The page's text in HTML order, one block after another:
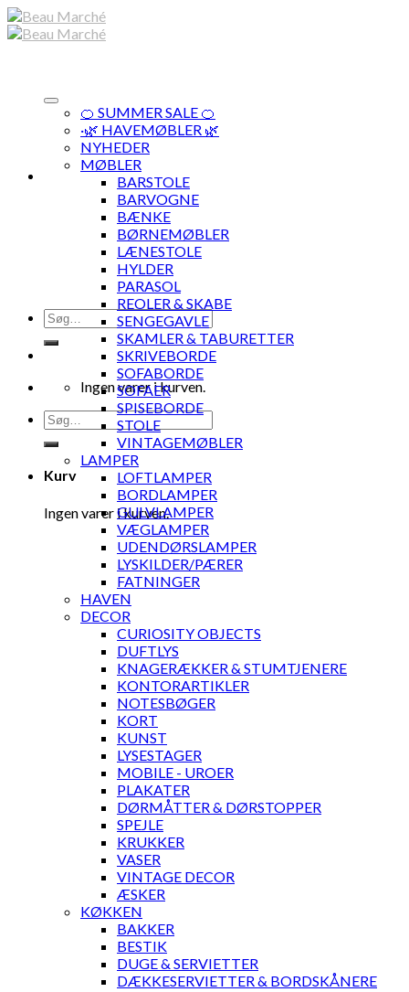
Skip
to
Søg
efter:
Ingen varer i kurven.
Søg
efter:
Kurv
Ingen varer i kurven.
🍊 SUMMER SALE 🍊
·🌿 HAVEMØBLER 🌿
NYHEDER
MØBLER
BARSTOLE
BARVOGNE
BÆNKE
BØRNEMØBLER
LÆNESTOLE
HYLDER
PARASOL
REOLER & SKABE
SENGEGAVLE
SKAMLER & TABURETTER
SKRIVEBORDE
SOFABORDE
SOFAER
SPISEBORDE
STOLE
VINTAGEMØBLER
LAMPER
LOFTLAMPER
BORDLAMPER
GULVLAMPER
VÆGLAMPER
UDENDØRSLAMPER
LYSKILDER/PÆRER
FATNINGER
HAVEN
DECOR
CURIOSITY OBJECTS
DUFTLYS
KNAGERÆKKER & STUMTJENERE
KONTORARTIKLER
NOTESBØGER
KORT
KUNST
LYSESTAGER
MOBILE - UROER
PLAKATER
DØRMÅTTER & DØRSTOPPER
SPEJLE
KRUKKER
VASER
VINTAGE DECOR
ÆSKER
KØKKEN
BAKKER
BESTIK
DUGE & SERVIETTER
DÆKKESERVIETTER & BORDSKÅNERE